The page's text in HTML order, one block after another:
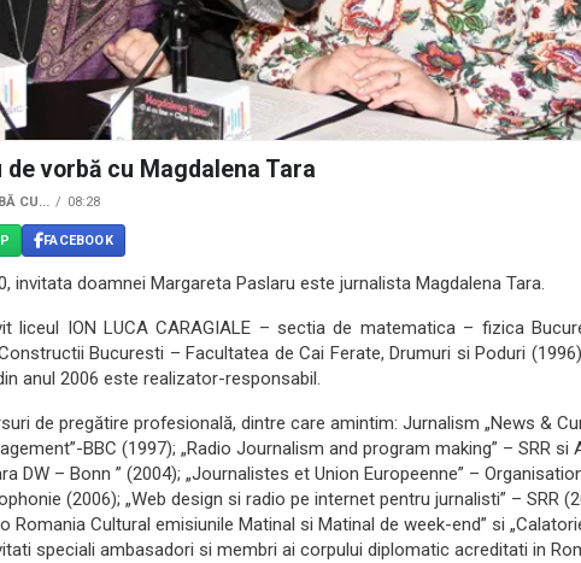
vorbă cu Magdalena Tara
CU... 08:28
FACEBOOK
invitata doamnei Margareta Paslaru este jurnalista Magdalena Tara.
liceul ION LUCA CARAGIALE – sectia de matematica – fizica
Bucuresti – Facultatea de Cai Ferate, Drumuri si Poduri
anul 2006 este realizator-responsabil.
de pregătire profesională, dintre care amintim: Jurnalism „News &
BBC (1997); „Radio Journalism and program making” – SRR si
DW – Bonn ” (2004); „Journalistes et Union Europeenne” –
(2006); „Web design si radio pe internet pentru jurnalisti” – SRR
Romania Cultural emisiunile Matinal si Matinal de week-end” si
speciali ambasadori si membri ai corpului diplomatic acreditati in